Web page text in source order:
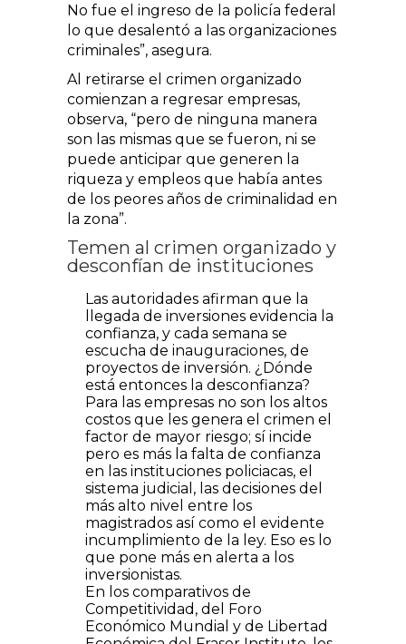
No fue el ingreso de la policía federal
lo que desalentó a las organizaciones
criminales”, asegura.
Al retirarse el crimen organizado
comienzan a regresar empresas,
observa, “pero de ninguna manera
son las mismas que se fueron, ni se
puede anticipar que generen la
riqueza y empleos que había antes
de los peores años de criminalidad en
la zona”.
Temen al crimen organizado y
desconfían de instituciones
Las autoridades afirman que la
llegada de inversiones evidencia la
confianza, y cada semana se
escucha de inauguraciones, de
proyectos de inversión. ¿Dónde
está entonces la desconfianza?
Para las empresas no son los altos
costos que les genera el crimen el
factor de mayor riesgo; sí incide
pero es más la falta de confianza
en las instituciones policiacas, el
sistema judicial, las decisiones del
más alto nivel entre los
magistrados así como el evidente
incumplimiento de la ley. Eso es lo
que pone más en alerta a los
inversionistas.
En los comparativos de
Competitividad, del Foro
Económico Mundial y de Libertad